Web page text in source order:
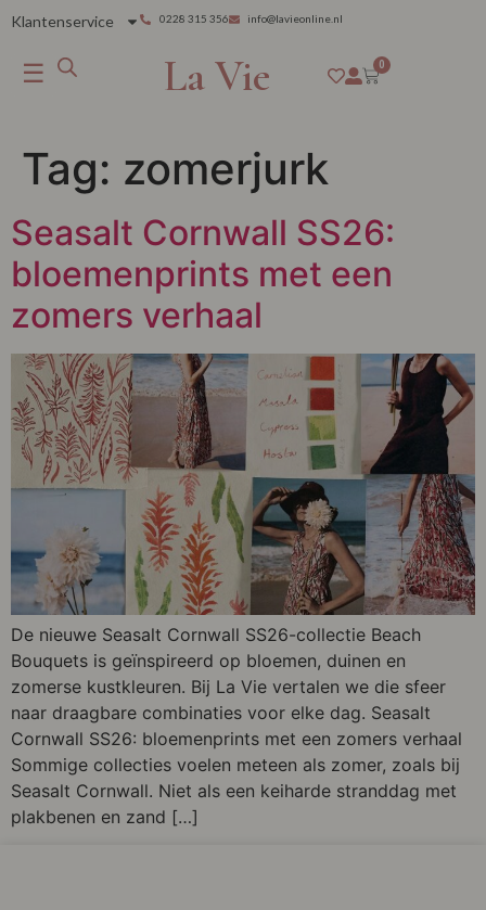
Klantenservice 0228 315 356 info@lavieonline.nl
☰ La Vie 0
Tag: zomerjurk
Seasalt Cornwall SS26:
bloemenprints met een
zomers verhaal
De nieuwe Seasalt Cornwall SS26-collectie Beach
Bouquets is geïnspireerd op bloemen, duinen en
zomerse kustkleuren. Bij La Vie vertalen we die sfeer
naar draagbare combinaties voor elke dag. Seasalt
Cornwall SS26: bloemenprints met een zomers verhaal
Sommige collecties voelen meteen als zomer, zoals bij
Seasalt Cornwall. Niet als een keiharde stranddag met
plakbenen en zand […]